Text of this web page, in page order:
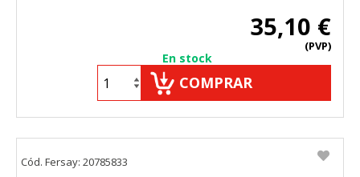
35,10 €
(PVP)
En stock
COMPRAR
Cód. Fersay: 20785833